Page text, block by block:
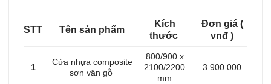
STT Tên sản phẩm
Kích
thước
Đơn giá (
vnđ )
1
Cửa nhựa composite
sơn vân gỗ
800/900 x
2100/2200
mm
3.900.000